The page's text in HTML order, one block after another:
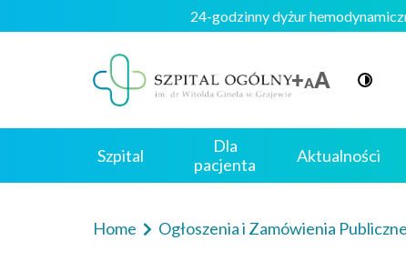
24-godzinny dyżur
Szpital
Dla
pacjenta
Aktualności
Home Ogłoszenia i Zamówienia Publiczne